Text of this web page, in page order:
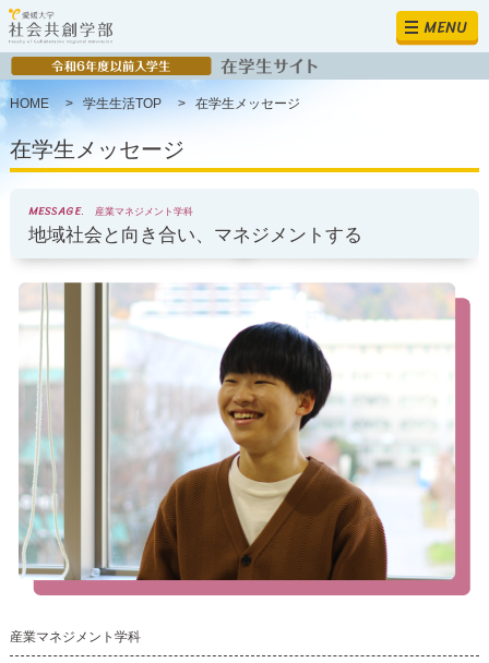
MENU
HOME > 学生生活TOP > 在学生メッセージ
在学生メッセージ
MESSAGE. 産業マネジメント学科
地域社会と向き合い、マネジメントする
産業マネジメント学科